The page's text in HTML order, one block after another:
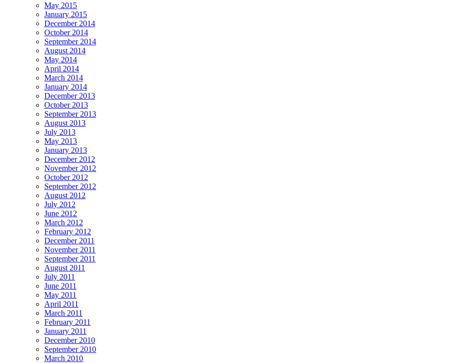
May 2015
January 2015
December 2014
October 2014
September 2014
August 2014
May 2014
April 2014
March 2014
January 2014
December 2013
October 2013
September 2013
August 2013
July 2013
May 2013
January 2013
December 2012
November 2012
October 2012
September 2012
August 2012
July 2012
June 2012
March 2012
February 2012
December 2011
November 2011
September 2011
August 2011
July 2011
June 2011
May 2011
April 2011
March 2011
February 2011
January 2011
December 2010
September 2010
March 2010